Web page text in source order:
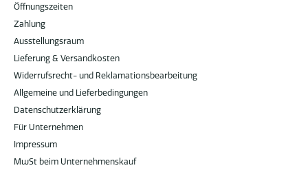
Öffnungszeiten
Zahlung
Ausstellungsraum
Lieferung & Versandkosten
Widerrufsrecht- und Reklamationsbearbeitung
Allgemeine und Lieferbedingungen
Datenschutzerklärung
Für Unternehmen
Impressum
MwSt beim Unternehmenskauf